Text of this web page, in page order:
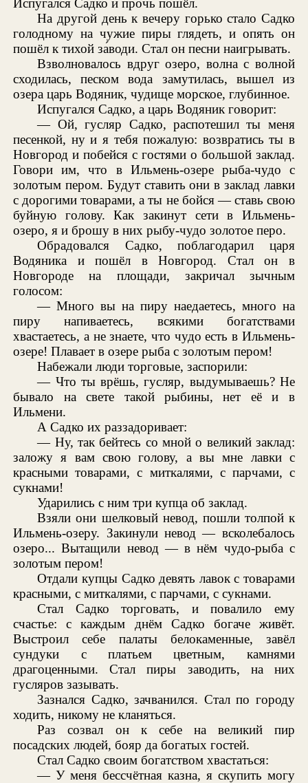
Испугался Садко и прочь пошёл.
На другой день к вечеру горько стало Садко
голодному на чужие пиры глядеть, и опять он
пошёл к тихой за́води. Стал он песни наигрывать.
Взволновалось вдруг озеро, волна с волной
сходилась, песком вода замутилась, вышел из
озера царь Водяник, чудище морское, глубинное.
Испугался Садко, а царь Водяник говорит:
— Ой, гусляр Садко, распотешил ты меня
песенкой, ну и я тебя пожалую: возвратись ты в
Новгород и побейся с гостями о большой заклад.
Говори им, что в Ильмень-озере рыба-чудо с
золотым пером. Будут ставить они в заклад лавки
с дорогими товарами, а ты не бойся — ставь свою
буйную голову. Как закинут сети в Ильмень-
озеро, я и брошу в них рыбу-чудо золотое перо.
Обрадовался Садко, поблагодарил царя
Водяника и пошёл в Новгород. Стал он в
Новгороде на площади, закричал зычным
голосом:
— Много вы на пиру наедаетесь, много на
пиру напиваетесь, всякими богатствами
хвастаетесь, а не знаете, что чудо есть в Ильмень-
озере! Плавает в озере рыба с золотым пером!
Набежали люди торговые, заспорили:
— Что ты врёшь, гусляр, выдумываешь? Не
бывало на свете такой рыбины, нет её и в
Ильмени.
А Садко их раззадоривает:
— Ну, так бейтесь со мной о великий заклад:
заложу я вам свою голову, а вы мне лавки с
красными товарами, с миткалями, с парчами, с
сукнами!
Ударились с ним три купца об заклад.
Взяли они шелковый невод, пошли толпой к
Ильмень-озеру. Закинули невод — всколебалось
озеро... Вытащили невод — в нём чудо-рыба с
золотым пером!
Отдали купцы Садко девять лавок с товарами
красными, с миткалями, с парчами, с сукнами.
Стал Садко торговать, и повалило ему
счастье: с каждым днём Садко богаче живёт.
Выстроил себе палаты белокаменные, завёл
сундуки с платьем цветным, камнями
драгоценными. Стал пиры заводить, на них
гусляров зазывать.
Зазнался Садко, зачванился. Стал по городу
ходить, никому не кланяться.
Раз созвал он к себе на великий пир
посадских людей, бояр да богатых гостей.
Стал Садко своим богатством хвастаться:
— У меня бессчётная казна, я скупить могу